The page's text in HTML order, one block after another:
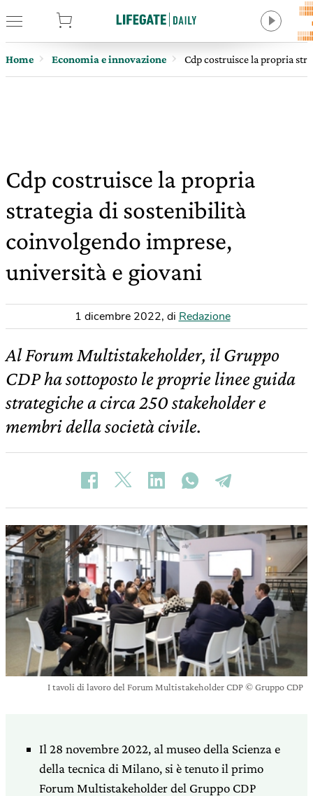
Home Economia e innovazione Cdp costruisce la propria
Cdp costruisce la propria
strategia di sostenibilità
coinvolgendo imprese,
università e giovani
1 dicembre 2022, di Redazione
Al Forum Multistakeholder, il Gruppo
CDP ha sottoposto le proprie linee guida
strategiche a circa 250 stakeholder e
membri della società civile.
I tavoli di lavoro del Forum Multistakeholder CDP © Gruppo CDP
Il 28 novembre 2022, al museo della Scienza e
della tecnica di Milano, si è tenuto il primo
Forum Multistakeholder del Gruppo CDP